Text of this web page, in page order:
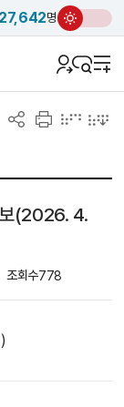
명
(2026. 4.
조회수778